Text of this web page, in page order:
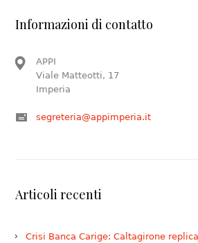
Informazioni di contatto
APPI
Viale Matteotti, 17
Imperia
segreteria@appimperia.it
Articoli recenti
Crisi Banca Carige: Caltagirone